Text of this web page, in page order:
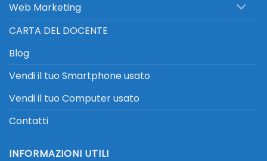
Web Marketing
CARTA DEL DOCENTE
Blog
Vendi il tuo Smartphone usato
Vendi il tuo Computer usato
Contatti
INFORMAZIONI UTILI